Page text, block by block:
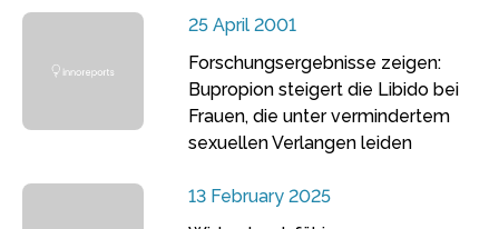
25 April 2001
Forschungsergebnisse zeigen:
Bupropion steigert die Libido bei
Frauen, die unter vermindertem
sexuellen Verlangen leiden
13 February 2025